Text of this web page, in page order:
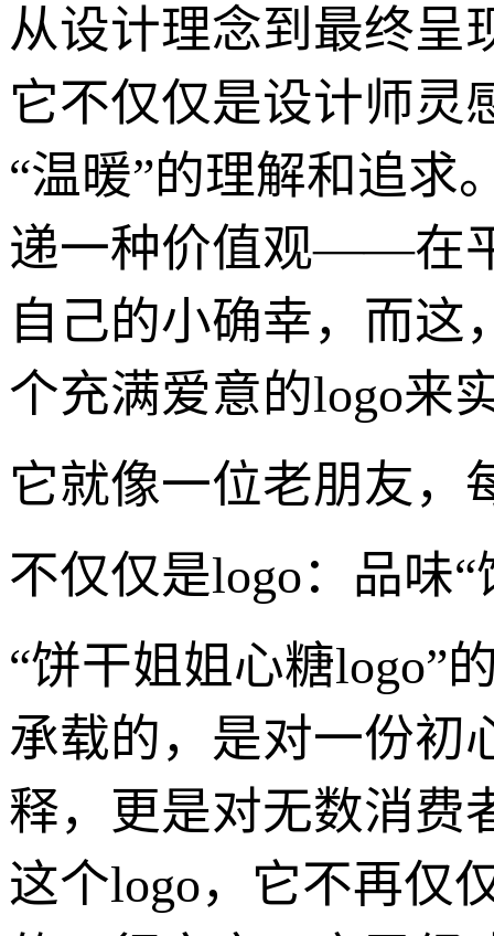
从设计理念到最终呈
它不仅仅是设计师灵
“温暖”的理解和追求
递一种价值观——在
自己的小确幸，而这
个充满爱意的logo来
它就像一位老朋友，
不仅仅是logo：品味
“饼干姐姐心糖logo”
承载的，是对一份初
释，更是对无数消费
这个logo，它不再仅